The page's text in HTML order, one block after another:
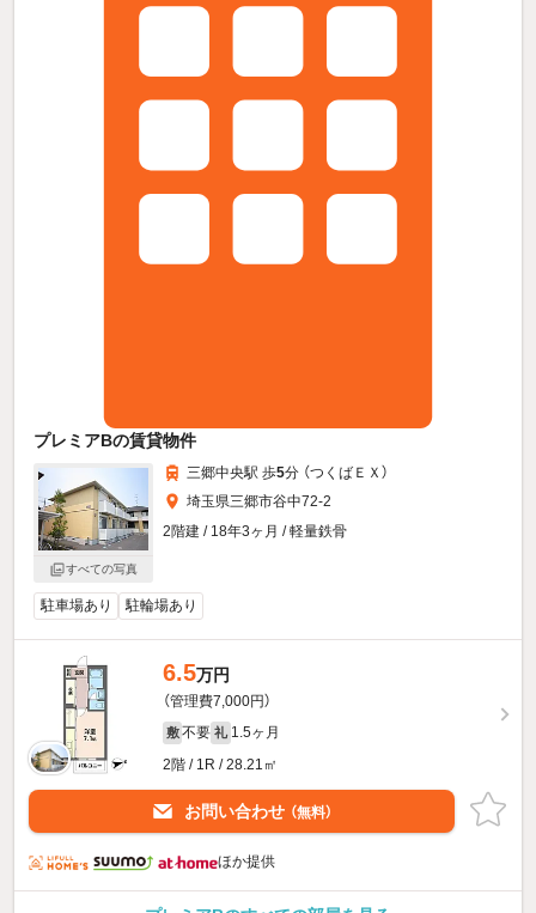
プレミアBの賃貸物件
すべての写真
三郷中央駅 歩5分 （つくばＥＸ）
埼玉県三郷市谷中72-2
2階建 / 18年3ヶ月 / 軽量鉄骨
駐車場あり 駐輪場あり
6.5万円
（管理費7,000円）
敷 不要 礼 1.5ヶ月
2階 / 1R / 28.21㎡
お問い合わせ （無料）
ほか提供